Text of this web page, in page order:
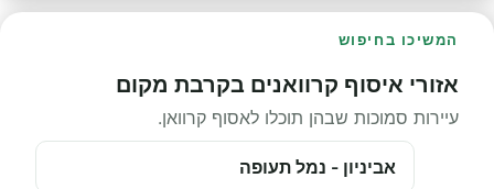
המשיכו בחיפוש
אזורי איסוף קרוואנים בקרבת מקום
עיירות סמוכות שבהן תוכלו לאסוף קרוואן.
אביניון - נמל תעופה